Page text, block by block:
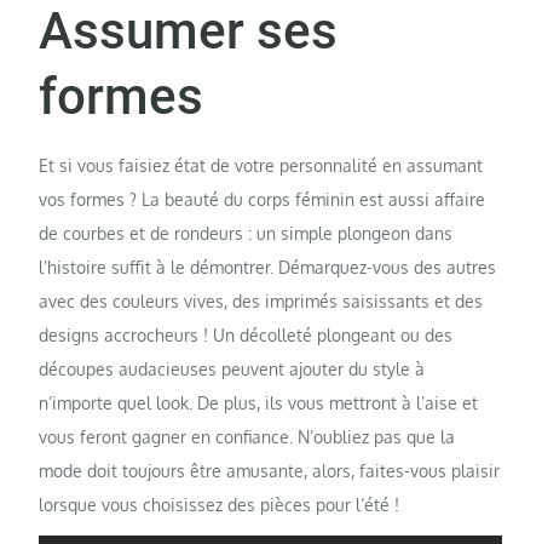
Assumer ses
formes
Et si vous faisiez état de votre personnalité en assumant
vos formes ? La beauté du corps féminin est aussi affaire
de courbes et de rondeurs : un simple plongeon dans
l’histoire suffit à le démontrer. Démarquez-vous des autres
avec des couleurs vives, des imprimés saisissants et des
designs accrocheurs ! Un décolleté plongeant ou des
découpes audacieuses peuvent ajouter du style à
n’importe quel look. De plus, ils vous mettront à l’aise et
vous feront gagner en confiance. N’oubliez pas que la
mode doit toujours être amusante, alors, faites-vous plaisir
lorsque vous choisissez des pièces pour l’été !